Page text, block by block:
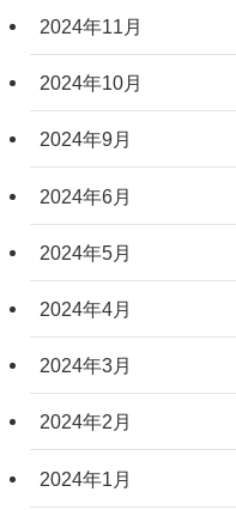
2024年11月
2024年10月
2024年9月
2024年6月
2024年5月
2024年4月
2024年3月
2024年2月
2024年1月